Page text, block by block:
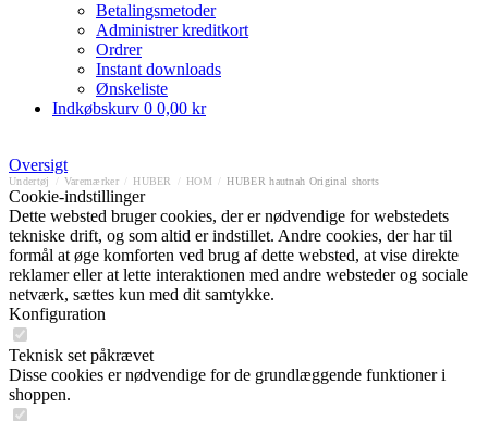
Betalingsmetoder
Administrer kreditkort
Ordrer
Instant downloads
Ønskeliste
Indkøbskurv 0 0,00 kr
Oversigt
Undertøj Varemærker HUBER HOM HUBER hautnah Original shorts
Cookie-indstillinger
Dette websted bruger cookies, der er nødvendige for webstedets
tekniske drift, og som altid er indstillet. Andre cookies, der har til
formål at øge komforten ved brug af dette websted, at vise direkte
reklamer eller at lette interaktionen med andre websteder og sociale
netværk, sættes kun med dit samtykke.
Konfiguration
Teknisk set påkrævet
Disse cookies er nødvendige for de grundlæggende funktioner i
shoppen.